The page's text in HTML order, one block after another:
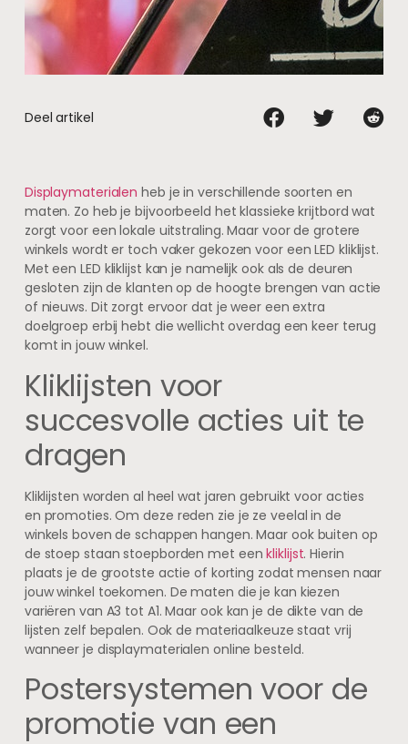
Deel artikel
Displaymaterialen heb je in verschillende soorten en
maten. Zo heb je bijvoorbeeld het klassieke krijtbord wat
zorgt voor een lokale uitstraling. Maar voor de grotere
winkels wordt er toch vaker gekozen voor een LED kliklijst.
Met een LED kliklijst kan je namelijk ook als de deuren
gesloten zijn de klanten op de hoogte brengen van actie
of nieuws. Dit zorgt ervoor dat je weer een extra
doelgroep erbij hebt die wellicht overdag een keer terug
komt in jouw winkel.
Kliklijsten voor
succesvolle acties uit te
dragen
Kliklijsten worden al heel wat jaren gebruikt voor acties
en promoties. Om deze reden zie je ze veelal in de
winkels boven de schappen hangen. Maar ook buiten op
de stoep staan stoepborden met eenkliklijst. Hierin
plaats je de grootste actie of korting zodat mensen naar
jouw winkel toekomen. De maten die je kan kiezen
variëren van A3 tot A1. Maar ook kan je de dikte van de
lijsten zelf bepalen. Ook de materiaalkeuze staat vrij
wanneer je displaymaterialen online besteld.
Postersystemen voor de
promotie van een